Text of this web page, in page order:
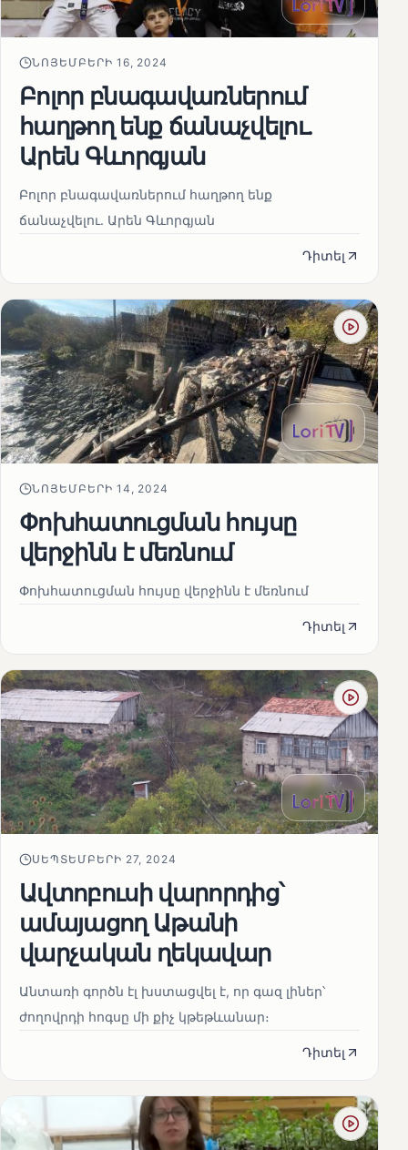
ՆՈՅԵՄԲԵՐԻ 16, 2024
Բոլոր բնագավառներում
հաղթող ենք ճանաչվելու.
Արեն Գևորգյան
Բոլոր բնագավառներում հաղթող ենք
ճանաչվելու. Արեն Գևորգյան
Դիտել
ՆՈՅԵՄԲԵՐԻ 14, 2024
Փոխհատուցման հույսը
վերջինն է մեռնում
Փոխհատուցման հույսը վերջինն է մեռնում
Դիտել
ՍԵՊՏԵՄԲԵՐԻ 27, 2024
Ավտոբուսի վարորդից՝
ամայացող Աթանի
վարչական ղեկավար
Անտառի գործն էլ խստացվել է, որ գազ լիներ՝
ժողովրդի հոգսը մի քիչ կթեթևանար։
Դիտել